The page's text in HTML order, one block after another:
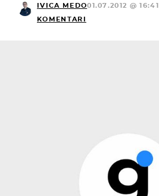
IVICA MEDO01.07.2012 @ 16:41
KOMENTARI